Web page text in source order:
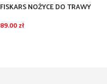
FISKARS NOŻYCE DO TRAWY
89.00zł